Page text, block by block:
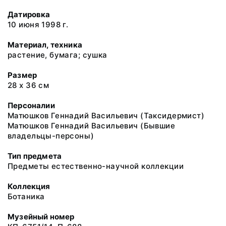
Датировка
10 июня 1998 г.
Материал, техника
растение, бумага; сушка
Размер
28 х 36 см
Персоналии
Матюшков Геннадий Васильевич (Таксидермист)
Матюшков Геннадий Васильевич (Бывшие
владельцы-персоны)
Тип предмета
Предметы естественно-научной коллекции
Коллекция
Ботаника
Музейный номер